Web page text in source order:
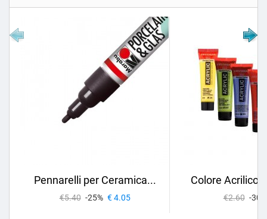
Pennarelli per Ceramica...
€5.40 -25% € 4.05
Colore Acrilico
€2.60 -30%